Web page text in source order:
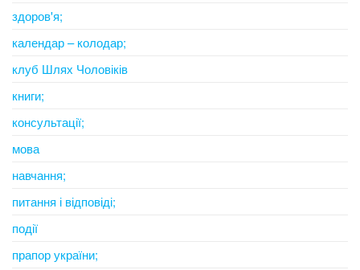
здоров'я;
календар – колодар;
клуб Шлях Чоловіків
книги;
консультації;
мова
навчання;
питання і відповіді;
події
прапор україни;